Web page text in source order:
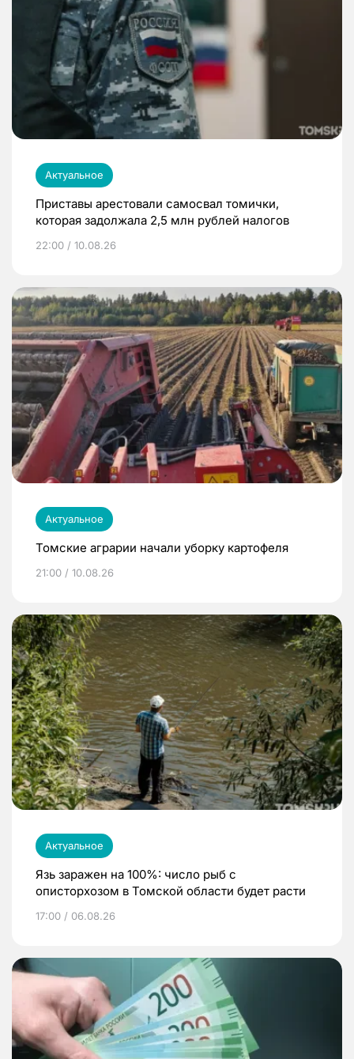
Актуальное
Приставы арестовали самосвал томички,
которая задолжала 2,5 млн рублей налогов
22:00 / 10.08.26
Актуальное
Томские аграрии начали уборку картофеля
21:00 / 10.08.26
Актуальное
Язь заражен на 100%: число рыб с
описторхозом в Томской области будет расти
17:00 / 06.08.26